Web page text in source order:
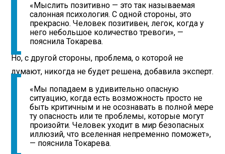
«Мыслить позитивно — это так называемая
салонная психология. С одной стороны, это
прекрасно. Человек позитивен, легок, когда у
него небольшое количество тревоги», —
пояснила Токарева.
Но, с другой стороны, проблема, о которой не
думают, никогда не будет решена, добавила эксперт.
«Мы попадаем в удивительно опасную
ситуацию, когда есть возможность просто не
быть критичным и не осознавать в полной мере
ту опасность или те проблемы, которые могут
произойти. Человек уходит в мир безопасных
иллюзий, что вселенная непременно поможет»,
— пояснила Токарева.